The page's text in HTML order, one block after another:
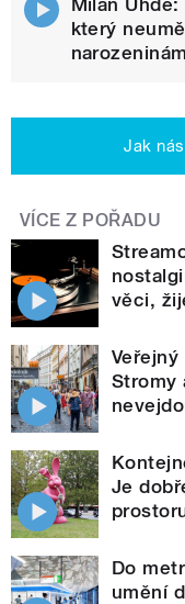
který
narozeninám
Jak
VÍCE Z POŘADU
věci,
Stromy
Je
Do
umění